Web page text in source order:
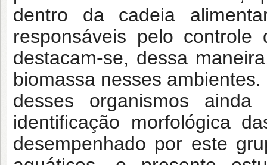
dentro da cadeia
responsáveis pelo
destacam-se, dessa
biomassa nesses
desses organismos
identificação morfológica
desempenhado por este